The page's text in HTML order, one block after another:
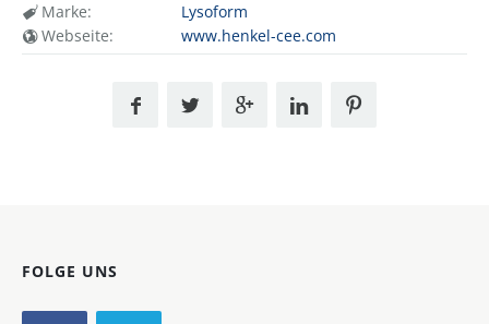
Marke:
Lysoform
Webseite:
www.henkel-cee.com
FOLGE UNS